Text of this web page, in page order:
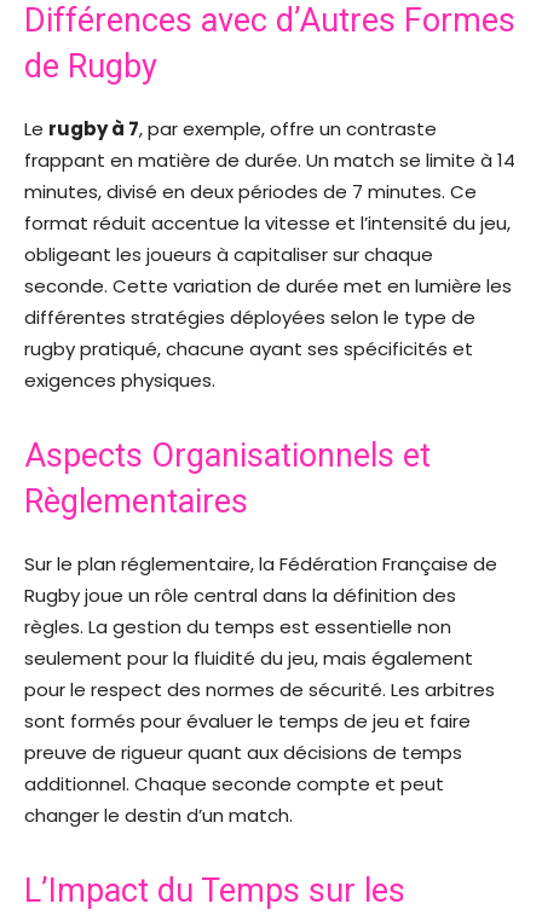
Différences avec d’Autres Formes
de Rugby
Le rugby à 7, par exemple, offre un contraste
frappant en matière de durée. Un match se limite à 14
minutes, divisé en deux périodes de 7 minutes. Ce
format réduit accentue la vitesse et l’intensité du jeu,
obligeant les joueurs à capitaliser sur chaque
seconde. Cette variation de durée met en lumière les
différentes stratégies déployées selon le type de
rugby pratiqué, chacune ayant ses spécificités et
exigences physiques.
Aspects Organisationnels et
Règlementaires
Sur le plan réglementaire, la Fédération Française de
Rugby joue un rôle central dans la définition des
règles. La gestion du temps est essentielle non
seulement pour la fluidité du jeu, mais également
pour le respect des normes de sécurité. Les arbitres
sont formés pour évaluer le temps de jeu et faire
preuve de rigueur quant aux décisions de temps
additionnel. Chaque seconde compte et peut
changer le destin d’un match.
L’Impact du Temps sur les